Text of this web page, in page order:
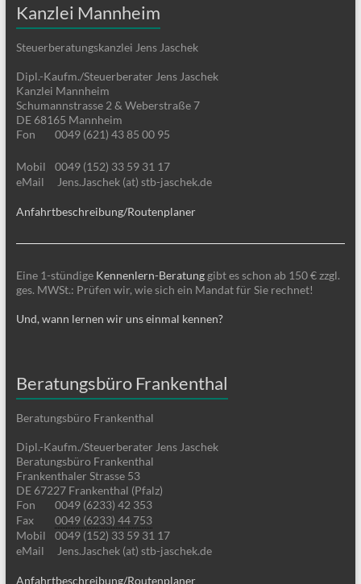
Kanzlei Mannheim
Steuerberatungskanzlei Jens Jaschek
Dipl.-Kaufm./Steuerberater Jens Jaschek
Kanzlei Mannheim
Schumannstrasse 2 & Weberstraße 7
DE 68165 Mannheim
Fon
0049 (621) 43 85 00 95
Mobil
0049 (152) 33 59 31 17
eMail
Jens.Jaschek (at) stb-jaschek.de
Anfahrtbeschreibung/Routenplaner
Eine 1-stündige Kennenlern-Beratunggibt es schon ab 150 € zzgl.
ges. MWSt.: Prüfen wir, wie sich ein Mandat für Sie rechnet!
Und, wann lernen wir uns einmal kennen?
Beratungsbüro Frankenthal
Beratungsbüro Frankenthal
Dipl.-Kaufm./Steuerberater Jens Jaschek
Beratungsbüro Frankenthal
Frankenthaler Strasse 53
DE 67227 Frankenthal (Pfalz)
Fon
0049 (6233) 42 353
Fax
0049 (6233) 44 753
Mobil
0049 (152) 33 59 31 17
eMail
Jens.Jaschek (at) stb-jaschek.de
Anfahrtbeschreibung/Routenplaner